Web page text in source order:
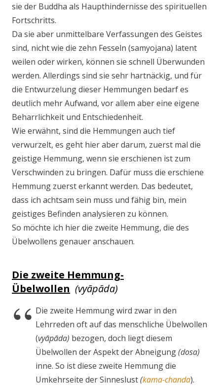
sie der Buddha als Haupthindernisse des spirituellen
Fortschritts.
Da sie aber unmittelbare Verfassungen des Geistes
sind, nicht wie die zehn Fesseln (samyojana) latent
weilen oder wirken, können sie schnell Überwunden
werden. Allerdings sind sie sehr hartnäckig, und für
die Entwurzelung dieser Hemmungen bedarf es
deutlich mehr Aufwand, vor allem aber eine eigene
Beharrlichkeit und Entschiedenheit.
Wie erwähnt, sind die Hemmungen auch tief
verwurzelt, es geht hier aber darum, zuerst mal die
geistige Hemmung, wenn sie erschienen ist zum
Verschwinden zu bringen. Dafür muss die erschiene
Hemmung zuerst erkannt werden. Das bedeutet,
dass ich achtsam sein muss und fähig bin, mein
geistiges Befinden analysieren zu können.
So möchte ich hier die zweite Hemmung, die des
Übelwollens genauer anschauen.
Die zweite Hemmung-
Übelwollen (vyāpāda)
Die zweite Hemmung wird zwar in den
Lehrreden oft auf das menschliche Übelwollen
(vyāpāda) bezogen, doch liegt diesem
Übelwollen der Aspekt der Abneigung(dosa)
inne. So ist diese zweite Hemmung die
Umkehrseite der Sinneslust(kama-chanda).